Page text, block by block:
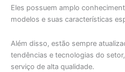
Eles possuem amplo
modelos e suas características
Além disso, estão sempre
tendências e tecnologias do
serviço de alta qualidade.